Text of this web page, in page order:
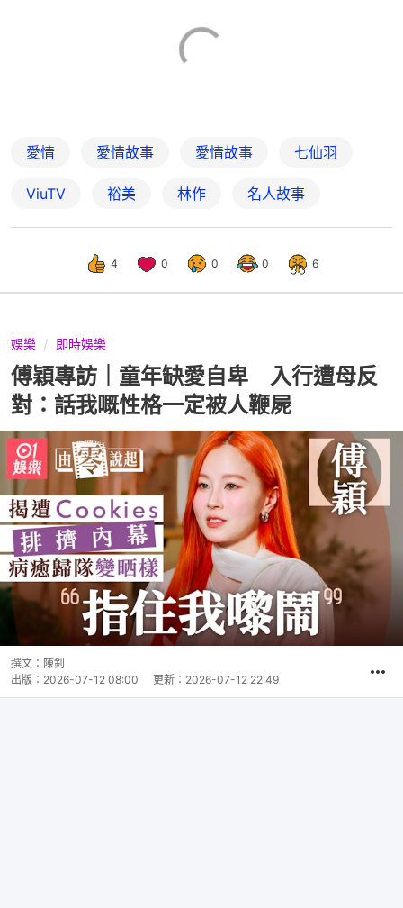
愛情 愛情故事 愛情故事 七仙羽
ViuTV 裕美 林作 名人故事
4 0 0 0 6
娛樂 即時娛樂
傅穎專訪｜童年缺愛自卑 入行遭母反
對：話我嘅性格一定被人鞭屍
撰文： 陳釗
出版： 2026-07-12 08:00 更新： 2026-07-12 22:49